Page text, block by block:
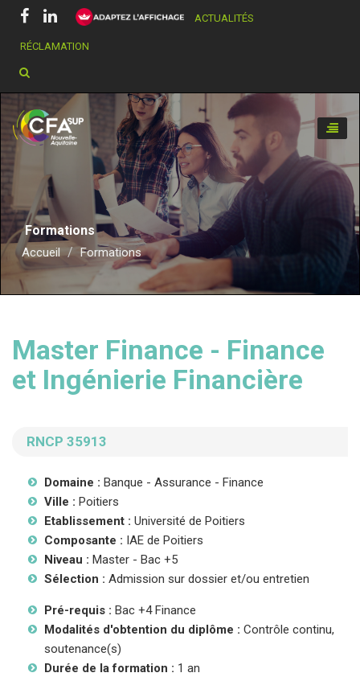
ACTUALITÉS
RÉCLAMATION
Chercher dans ce site
Toggle
Formations
Accueil Formations
Master Finance - Finance
et Ingénierie Financière
RNCP 35913
Domaine : Banque - Assurance - Finance
Ville : Poitiers
Etablissement : Université de Poitiers
Composante : IAE de Poitiers
Niveau : Master - Bac +5
Sélection : Admission sur dossier et/ou entretien
Pré-requis : Bac +4 Finance
Modalités d'obtention du diplôme : Contrôle continu,
soutenance(s)
Durée de la formation : 1 an